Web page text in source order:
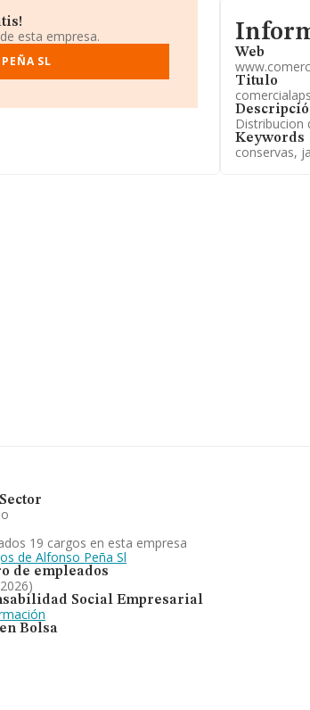
en los distintos rankings,
en el ranking sectorial,
la superan en el ranking de
Anónima
Nombelauto Automocion S.L
Norteñas Illes
esta empresa.
SL
Web
Titulo
Distribucion
Keywords
conservas,
19 cargos en esta empresa
de Alfonso Peña Sl
de empleados
Social Empresarial
Bolsa